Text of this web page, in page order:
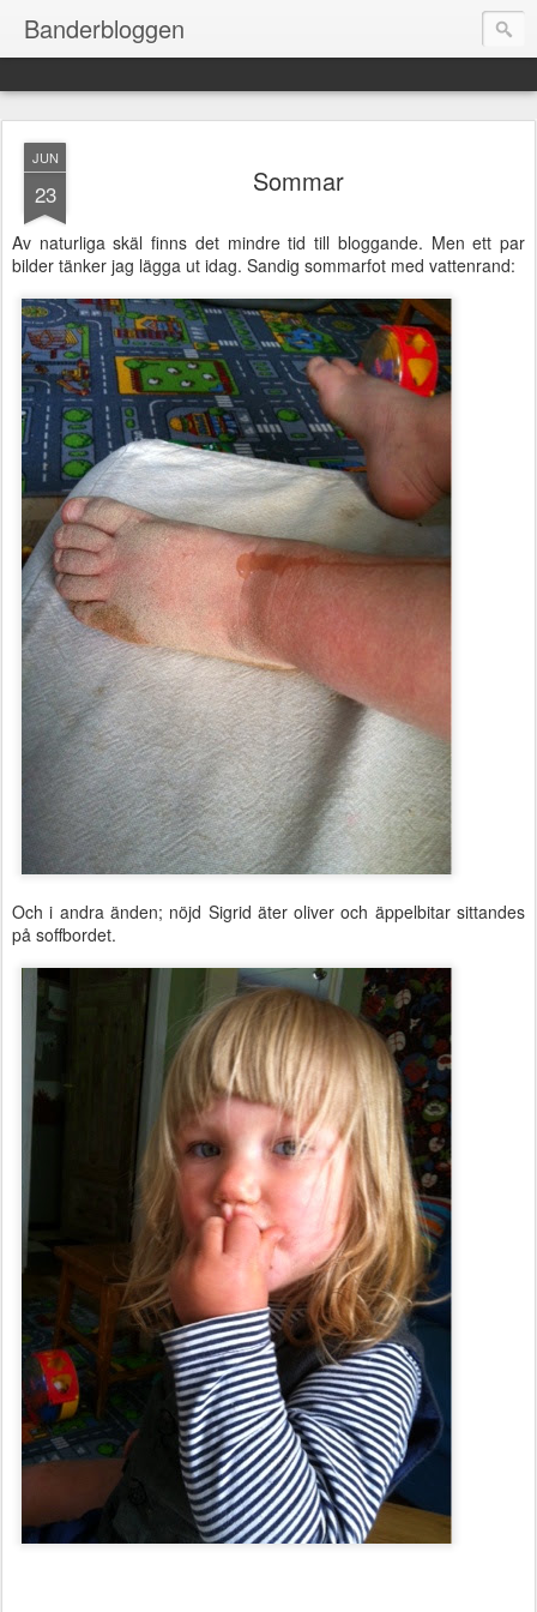
Banderbloggen
JUN
23 Sommar
Av naturliga skäl finns det mindre tid till bloggande. Men ett par
bilder tänker jag lägga ut idag. Sandig sommarfot med vattenrand:
Och i andra änden; nöjd Sigrid äter oliver och äppelbitar sittandes
på soffbordet.